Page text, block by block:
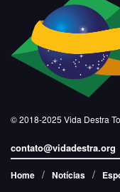
© 2018-2025 Vida Destra
contato@vidadestra.org
Home Notícias